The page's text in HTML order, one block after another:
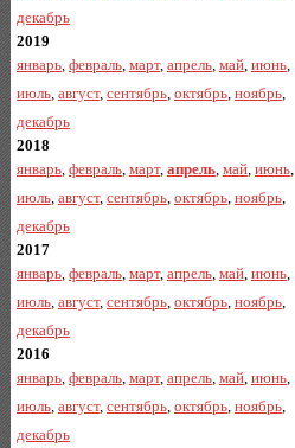
декабрь
2019
январь, февраль, март, апрель, май, июнь,
июль, август, сентябрь, октябрь, ноябрь,
декабрь
2018
январь, февраль, март, апрель, май, июнь,
июль, август, сентябрь, октябрь, ноябрь,
декабрь
2017
январь, февраль, март, апрель, май, июнь,
июль, август, сентябрь, октябрь, ноябрь,
декабрь
2016
январь, февраль, март, апрель, май, июнь,
июль, август, сентябрь, октябрь, ноябрь,
декабрь